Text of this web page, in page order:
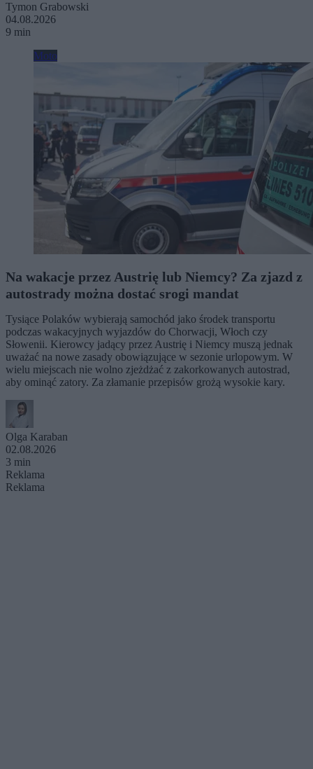
Tymon Grabowski
04.08.2026
9 min
Moto
Na wakacje przez Austrię lub Niemcy? Za zjazd z
autostrady można dostać srogi mandat
Tysiące Polaków wybierają samochód jako środek transportu
podczas wakacyjnych wyjazdów do Chorwacji, Włoch czy
Słowenii. Kierowcy jadący przez Austrię i Niemcy muszą jednak
uważać na nowe zasady obowiązujące w sezonie urlopowym. W
wielu miejscach nie wolno zjeżdżać z zakorkowanych autostrad,
aby ominąć zatory. Za złamanie przepisów grożą wysokie kary.
Olga Karaban
02.08.2026
3 min
Reklama
Reklama